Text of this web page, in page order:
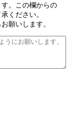
。この欄からの
ください。
願いします。